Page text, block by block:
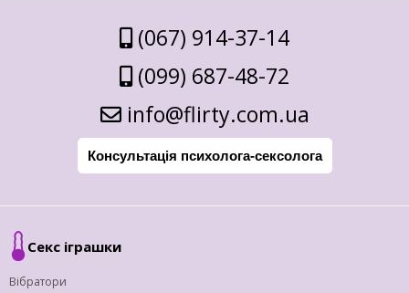
(067) 914-37-14
(099) 687-48-72
info@flirty.com.ua
Консультація психолога-сексолога
Секс іграшки
Вібратори